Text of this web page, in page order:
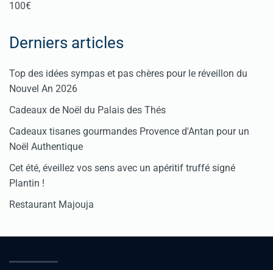
100€
Derniers articles
Top des idées sympas et pas chères pour le réveillon du
Nouvel An 2026
Cadeaux de Noël du Palais des Thés
Cadeaux tisanes gourmandes Provence d'Antan pour un
Noël Authentique
Cet été, éveillez vos sens avec un apéritif truffé signé
Plantin !
Restaurant Majouja